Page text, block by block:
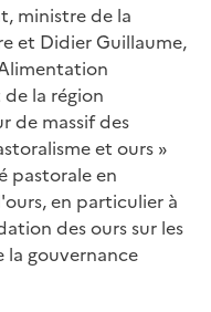
ministre de la
et Didier Guillaume,
la région
de massif des
et ours »
pastorale en
en particulier à
des ours sur les
gouvernance